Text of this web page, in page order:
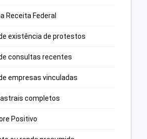
Receita Federal
existência de protestos
consultas recentes
empresas vinculadas
completos
Positivo